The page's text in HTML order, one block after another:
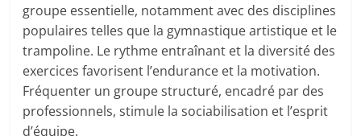
groupe essentielle, notamment avec des disciplines
populaires telles que la gymnastique artistique et le
trampoline. Le rythme entraînant et la diversité des
exercices favorisent l’endurance et la motivation.
Fréquenter un groupe structuré, encadré par des
professionnels, stimule la sociabilisation et l’esprit
d’équipe.